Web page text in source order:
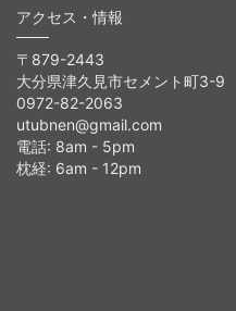
アクセス・情報
〒879-2443
大分県津久見市セメント町3-9
0972-82-2063
utubnen@gmail.com
電話: 8am - 5pm
枕経: 6am - 12pm